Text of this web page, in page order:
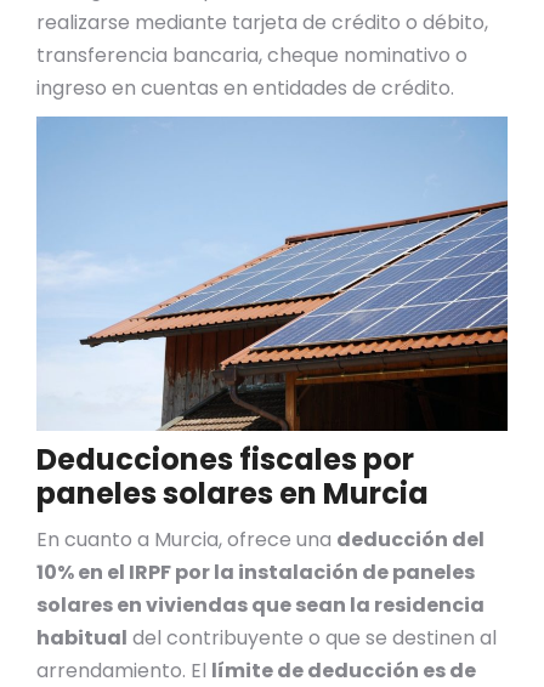
realizarse mediante tarjeta de crédito o débito,
transferencia bancaria, cheque nominativo o
ingreso en cuentas en entidades de crédito.
Deducciones fiscales por
paneles solares en Murcia
En cuanto a Murcia, ofrece una deducción del
10% en el IRPF por la instalación de paneles
solares en viviendas que sean la residencia
habitual del contribuyente o que se destinen al
arrendamiento. El límite de deducción es de